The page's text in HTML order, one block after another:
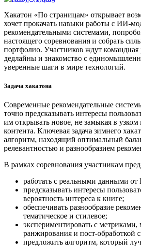
Хакатон «По страницам» открывает
хочет прокачать навыки работы с ИИ-
рекомендательными системами,
настоящего соревнования и собрать
портфолио. Участников ждут командная
дедлайны и знакомство с
уверенные шаги в мире технологий.
Задача хакатона
Современные рекомендательные
точно предсказывать интересы
им открывать новое, не замыкая в узком
контента. Ключевая задача зимнего
алгоритм, находящий оптимальный
релевантностью и разнообразием
В рамках соревнования участникам
работать с реальными данными от
предсказывать интересы
вероятность интереса к книге;
обеспечивать разнообразие
тематическое и стилевое;
экспериментировать с метриками,
ранжирования и пост-обработкой
предложить алгоритм, который